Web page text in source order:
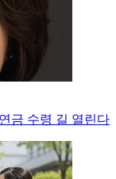
금 수령 길 열린다